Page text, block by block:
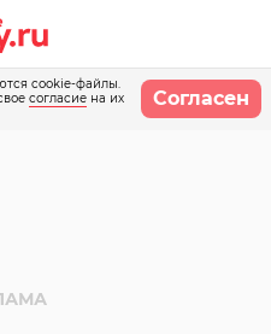
cookie-файлы.
согласие на их
Согласен